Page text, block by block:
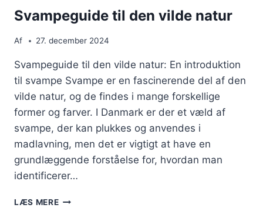
Svampeguide til den vilde natur
Af 27. december 2024
Svampeguide til den vilde natur: En introduktion
til svampe Svampe er en fascinerende del af den
vilde natur, og de findes i mange forskellige
former og farver. I Danmark er der et væld af
svampe, der kan plukkes og anvendes i
madlavning, men det er vigtigt at have en
grundlæggende forståelse for, hvordan man
identificerer…
LÆS MERESVAMPEGUIDE